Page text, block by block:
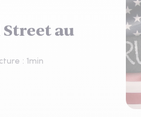
au
: 1min